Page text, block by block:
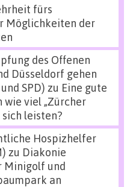
fürs
Möglichkeiten der
des Offenen
Düsseldorf gehen
SPD) zu Eine gute
wie viel „Zürcher
leisten?
Hospizhelfer
zu Diakonie
Minigolf und
an